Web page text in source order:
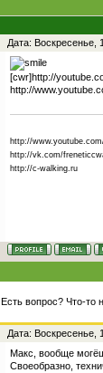
Дата: Воскресенье,
[cwr]http://
http://
http://
http://vk.com/
http://c-walking.ru
Есть вопрос? Что-то
Дата: Воскресенье,
Макс, вообще
Своеобразно,